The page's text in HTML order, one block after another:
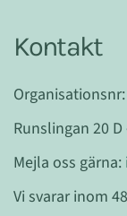
Kontakt
Runslingan 20 D
Mejla oss gärna:
Vi svarar inom